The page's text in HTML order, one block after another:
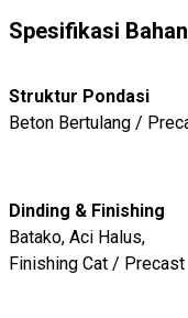
Spesifikasi
Struktur Pondasi
Beton Bertulang /
Dinding & Finishing
Batako, Aci Halus,
Finishing Cat / Precast